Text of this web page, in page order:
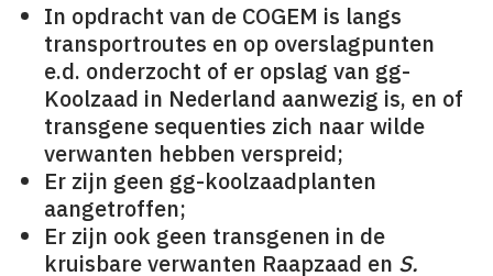
In opdracht van de COGEM is langs
transportroutes en op overslagpunten
e.d. onderzocht of er opslag van gg-
Koolzaad in Nederland aanwezig is, en of
transgene sequenties zich naar wilde
verwanten hebben verspreid;
Er zijn geen gg-koolzaadplanten
aangetroffen;
Er zijn ook geen transgenen in de
kruisbare verwanten Raapzaad en S.